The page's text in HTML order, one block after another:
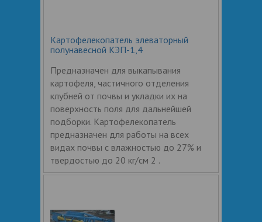
Картофелекопатель элеваторный
полунавесной КЭП-1,4
Предназначен для выкапывания
картофеля, частичного отделения
клубней от почвы и укладки их на
поверхность поля для дальнейшей
подборки. Картофелекопатель
предназначен для работы на всех
видах почвы с влажностью до 27% и
твердостью до 20 кг/см 2 .